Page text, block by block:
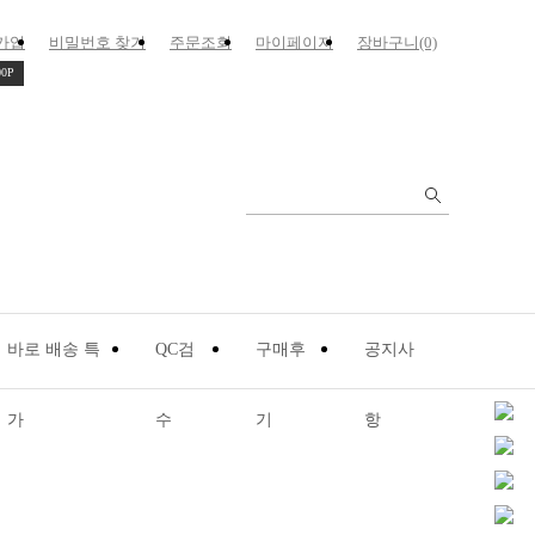
입 비밀번호 찾기 주문조회 마이페이지 장바구니(0)
바로 배송 특
가
QC검
수
구매후
기
공지사
항